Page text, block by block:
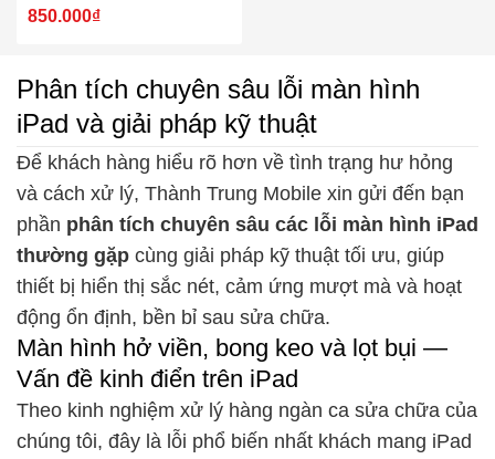
850.000₫
Phân tích chuyên sâu lỗi màn hình
iPad và giải pháp kỹ thuật
Để khách hàng hiểu rõ hơn về tình trạng hư hỏng
và cách xử lý, Thành Trung Mobile xin gửi đến bạn
phần phân tích chuyên sâu các lỗi màn hình iPad
thường gặp cùng giải pháp kỹ thuật tối ưu, giúp
thiết bị hiển thị sắc nét, cảm ứng mượt mà và hoạt
động ổn định, bền bỉ sau sửa chữa.
Màn hình hở viền, bong keo và lọt bụi —
Vấn đề kinh điển trên iPad
Theo kinh nghiệm xử lý hàng ngàn ca sửa chữa của
chúng tôi, đây là lỗi phổ biến nhất khách mang iPad